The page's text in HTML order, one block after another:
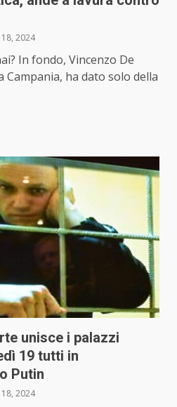
2024
In fondo, Vincenzo De
Campania, ha dato solo della
unisce i palazzi
19 tutti in
Putin
2024